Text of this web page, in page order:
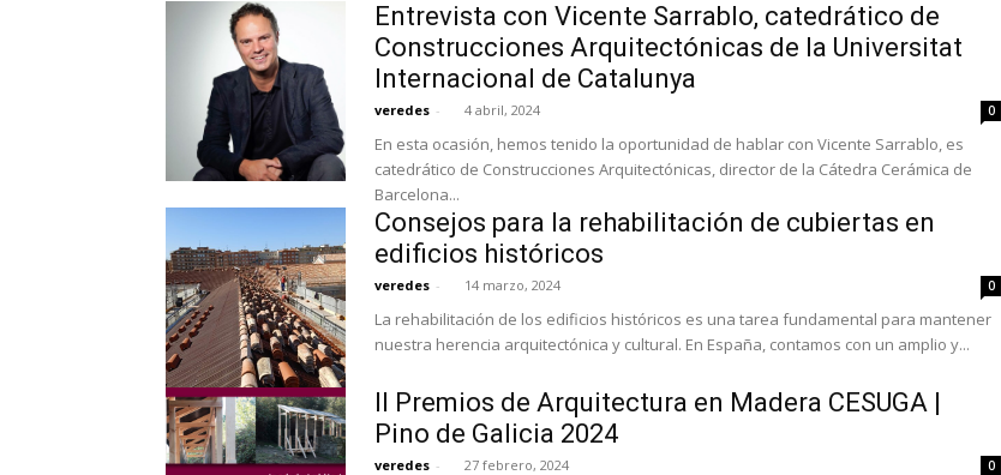
Entrevista con Vicente Sarrablo, catedrático de
Construcciones Arquitectónicas de la Universitat
Internacional de Catalunya
veredes - 4 abril, 2024 0
En esta ocasión, hemos tenido la oportunidad de hablar con Vicente Sarrablo, es
catedrático de Construcciones Arquitectónicas, director de la Cátedra Cerámica de
Barcelona...
Consejos para la rehabilitación de cubiertas en
edificios históricos
veredes - 14 marzo, 2024 0
La rehabilitación de los edificios históricos es una tarea fundamental para mantener
nuestra herencia arquitectónica y cultural. En España, contamos con un amplio y...
II Premios de Arquitectura en Madera CESUGA |
Pino de Galicia 2024
veredes - 27 febrero, 2024 0